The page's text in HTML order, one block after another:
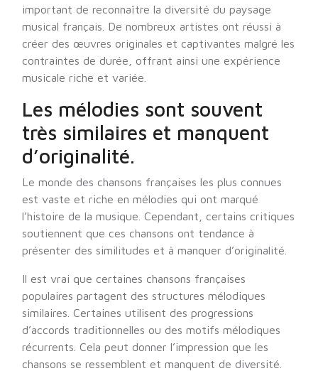
important de reconnaître la diversité du paysage
musical français. De nombreux artistes ont réussi à
créer des œuvres originales et captivantes malgré les
contraintes de durée, offrant ainsi une expérience
musicale riche et variée.
Les mélodies sont souvent
très similaires et manquent
d’originalité.
Le monde des chansons françaises les plus connues
est vaste et riche en mélodies qui ont marqué
l’histoire de la musique. Cependant, certains critiques
soutiennent que ces chansons ont tendance à
présenter des similitudes et à manquer d’originalité.
Il est vrai que certaines chansons françaises
populaires partagent des structures mélodiques
similaires. Certaines utilisent des progressions
d’accords traditionnelles ou des motifs mélodiques
récurrents. Cela peut donner l’impression que les
chansons se ressemblent et manquent de diversité.